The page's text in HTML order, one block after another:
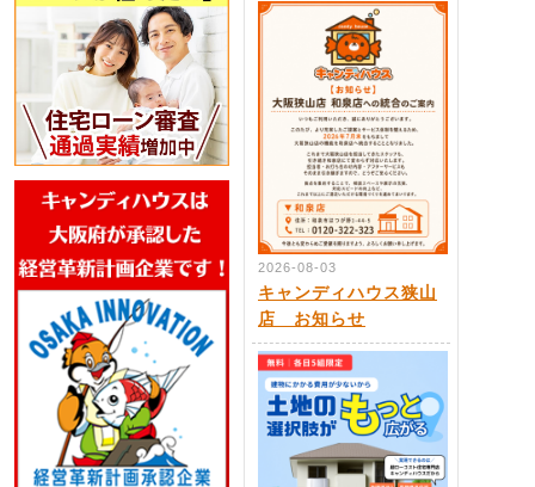
2026-08-03
キャンディハウス狭山
店 お知らせ